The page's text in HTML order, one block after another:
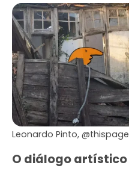
Leonardo Pinto, @thispage
O diálogo artístico